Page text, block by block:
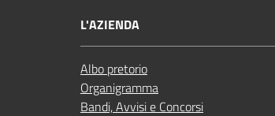
L'AZIENDA
Albo pretorio
Organigramma
Bandi, Avvisi e Concorsi